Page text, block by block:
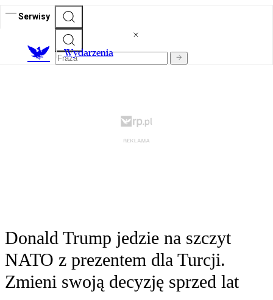
Serwisy
Wydarzenia
Donald Trump jedzie na szczyt
NATO z prezentem dla Turcji.
Zmieni swoją decyzję sprzed lat